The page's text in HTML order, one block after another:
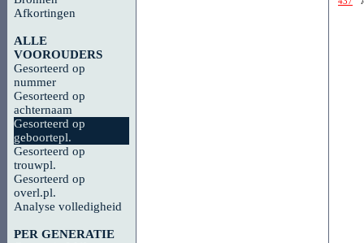
Afkortingen
ALLE
VOOROUDERS
Gesorteerd op
nummer
Gesorteerd op
achternaam
Gesorteerd op
geboortepl.
Gesorteerd op
trouwpl.
Gesorteerd op
overl.pl.
Analyse volledigheid
PER GENERATIE